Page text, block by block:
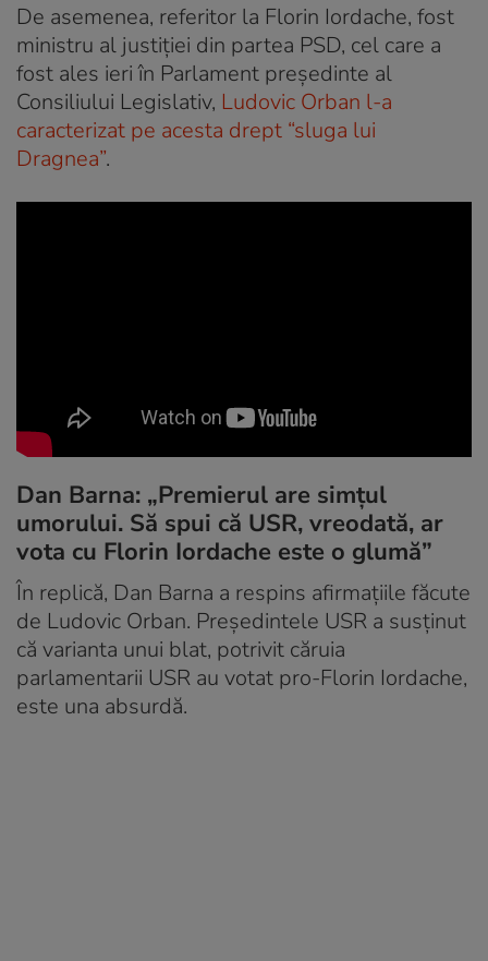
De asemenea, referitor la Florin Iordache, fost
ministru al justiției din partea PSD, cel care a
fost ales ieri în Parlament președinte al
Consiliului Legislativ, Ludovic Orban l-a
caracterizat pe acesta drept “sluga lui
Dragnea”.
Dan Barna: „Premierul are simțul
umorului. Să spui că USR, vreodată, ar
vota cu Florin Iordache este o glumă”
În replică, Dan Barna a respins afirmațiile făcute
de Ludovic Orban. Preşedintele USR a susținut
că varianta unui blat, potrivit căruia
parlamentarii USR au votat pro-Florin Iordache,
este una absurdă.